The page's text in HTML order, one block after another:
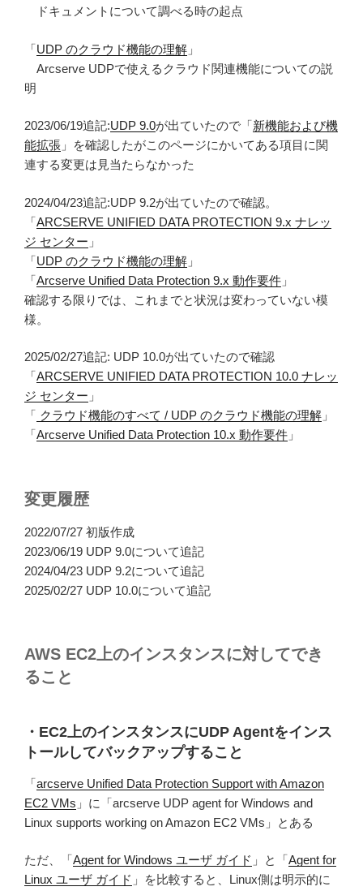
ドキュメントについて調べる時の起点
「UDP のクラウド機能の理解 」
Arcserve UDPで使えるクラウド関連機能についての説
明
2023/06/19追記:UDP 9.0が出ていたので「新機能および機
能拡張 」を確認したがこのページにかいてある項目に関
連する変更は見当たらなかった
2024/04/23追記:UDP 9.2が出ていたので確認。
「ARCSERVE UNIFIED DATA PROTECTION 9.x ナレッ
ジ センター 」
「UDP のクラウド機能の理解 」
「Arcserve Unified Data Protection 9.x 動作要件 」
確認する限りでは、これまでと状況は変わっていない模
様。
2025/02/27追記: UDP 10.0が出ていたので確認
「ARCSERVE UNIFIED DATA PROTECTION 10.0 ナレッ
ジ センター 」
「 クラウド機能のすべて / UDP のクラウド機能の理解 」
「Arcserve Unified Data Protection 10.x 動作要件 」
変更履歴
2022/07/27 初版作成
2023/06/19 UDP 9.0について追記
2024/04/23 UDP 9.2について追記
2025/02/27 UDP 10.0について追記
AWS EC2上のインスタンスに対してでき
ること
・EC2上のインスタンスにUDP Agentをインス
トールしてバックアップすること
「arcserve Unified Data Protection Support with Amazon
EC2 VMs 」に「arcserve UDP agent for Windows and
Linux supports working on Amazon EC2 VMs」とある
ただ、「Agent for Windows ユーザ ガイド 」と「Agent for
Linux ユーザ ガイド 」を比較すると、Linux側は明示的に